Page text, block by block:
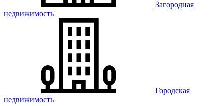
Загородная
недвижимость
Городская
недвижимость